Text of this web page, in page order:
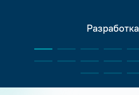
Разработка